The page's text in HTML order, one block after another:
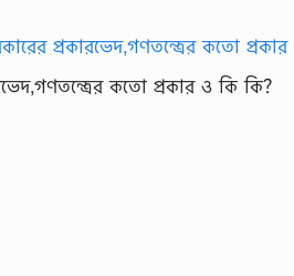
কতো প্রকার ও কি কি?